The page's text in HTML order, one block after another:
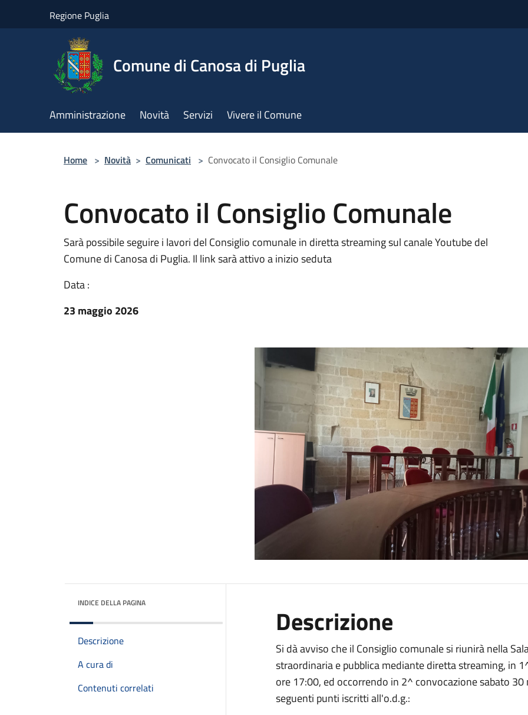
Regione Puglia
Comune di Canosa di Puglia
Amministrazione Novità Servizi Vivere il Comune
Home > Novità > Comunicati > Convocato il Consiglio Comunale
Convocato il Consiglio Comunale
Sarà possibile seguire i lavori del Consiglio comunale in diretta streaming sul canale Youtube del
Comune di Canosa di Puglia. Il link sarà attivo a inizio seduta
Data :
23 maggio 2026
INDICE DELLA PAGINA
Descrizione
A cura di
Contenuti correlati
Descrizione
Si dà avviso che il Consiglio comunale si riunirà nella
straordinaria e pubblica mediante diretta streaming, in
ore 17:00, ed occorrendo in 2^ convocazione sabato
seguenti punti iscritti all'o.d.g.: